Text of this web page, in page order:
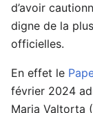
d’avoir
digne de la
officielles.
En effet le
février 2024
Maria Valtorta